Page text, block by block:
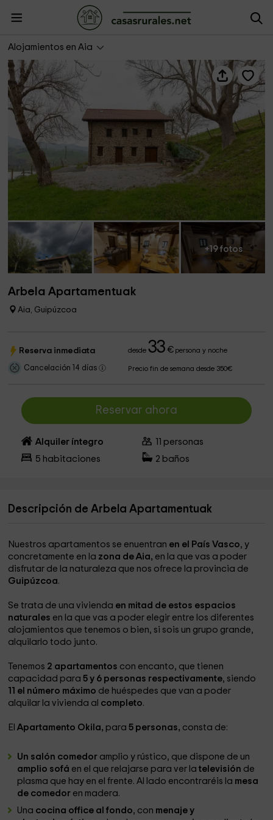
Alojamientos en Aia
Arbela Apartamentuak
+19 fotos
Arbela Apartamentuak
Aia, Guipúzcoa
Reserva inmediata desde33 €persona y noche
Cancelación 14 días Precio fin de semana desde 350€
Reservar ahora
Alquiler íntegro
personas
5 habitaciones 2 baños
Descripción de Arbela Apartamentuak
Nuestros apartamentos se enuentran en el País Vasco, y
concretamente en la zona de Aia, en la que vas a poder
disfrutar de la naturaleza que nos ofrece la provincia de
Guipúzcoa.
Se trata de una vivienda en mitad de estos espacios
naturales en la que vas a poder elegir entre los diferentes
alojamientos que tenemos o bien, si sois un grupo grande,
alquilarlo todo junto.
Tenemos 2 apartamentos con encanto, que tienen
capacidad para5 y 6 personas respectivamente, siendo
11 el número máximo de huéspedes que van a poder
alquilar la vivienda al completo.
ElApartamento Okila, para5 personas, consta de:
Un salón comedor amplio y rústico, que dispone de un
amplio sofá en el que relajarse para ver latelevisión de
plasma que hay en el frente. Al lado encontraréis la mesa
de comedor en madera.
Una cocina office al fondo, con menaje y